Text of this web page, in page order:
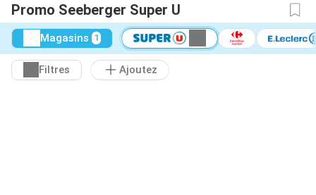
Promo Seeberger Super U
Magasins 1
Filtres Ajoutez